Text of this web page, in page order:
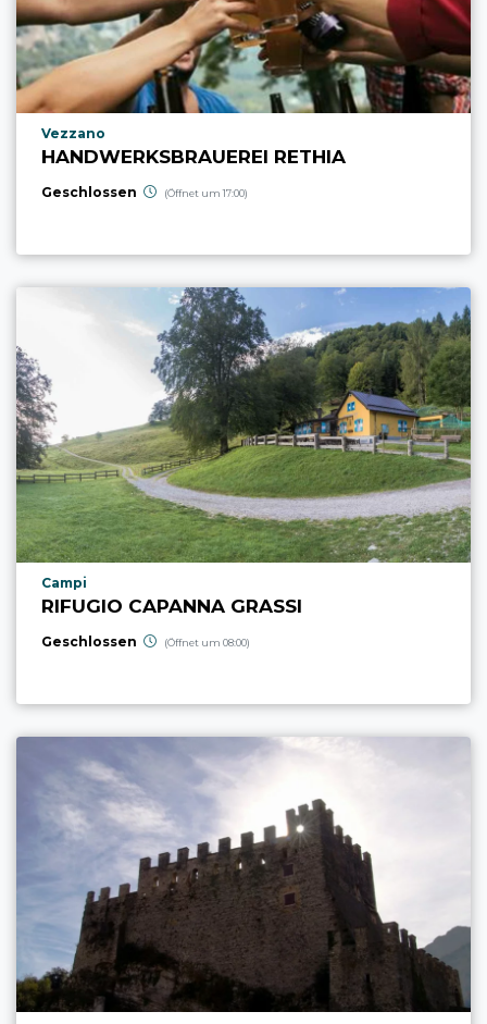
aria.poi_location_prefix
Vezzano
HANDWERKSBRAUEREI RETHIA
Geschlossen (Öffnet um 17:00)
aria.poi_location_prefix
Campi
RIFUGIO CAPANNA GRASSI
Geschlossen (Öffnet um 08:00)